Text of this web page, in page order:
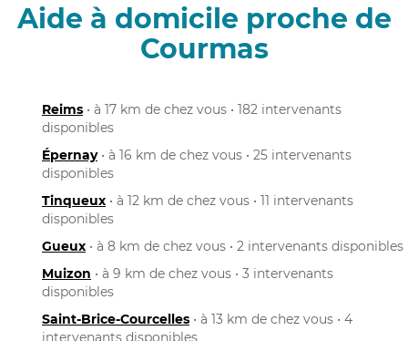
Aide à domicile proche de
Courmas
Reims • à 17 km de chez vous • 182 intervenants
disponibles
Épernay• à 16 km de chez vous • 25 intervenants
disponibles
Tinqueux • à 12 km de chez vous • 11 intervenants
disponibles
Gueux • à 8 km de chez vous • 2 intervenants disponibles
Muizon • à 9 km de chez vous • 3 intervenants
disponibles
Saint-Brice-Courcelles • à 13 km de chez vous • 4
intervenants disponibles